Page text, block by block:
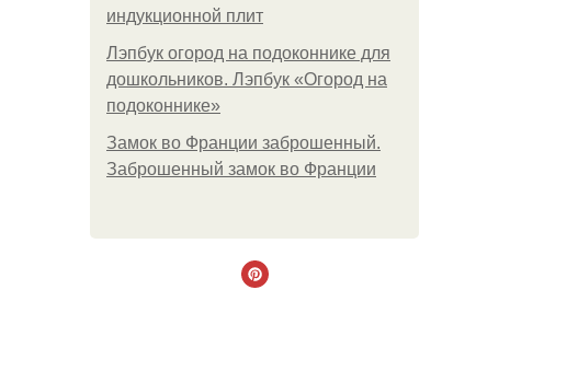
индукционной плит
Лэпбук огород на подоконнике для
дошкольников. Лэпбук «Огород на
подоконнике»
Замок во Франции заброшенный.
Заброшенный замок во Франции